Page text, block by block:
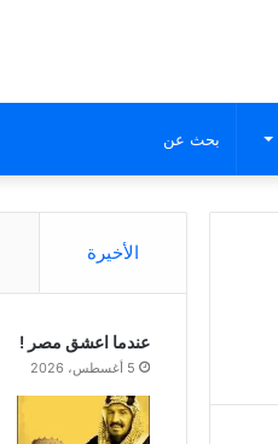
الأخيرة
عندما اعشق مصر !
5 أغسطس، 2026